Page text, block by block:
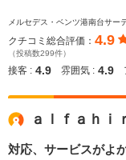
メルセデス・ベンツ港南台サ
クチコミ総合評価： 4.9
（投稿数299件）
接客 : 4.9 雰囲気 : 4.9
ａｌｆａｈｉ
対応、サービスがよ